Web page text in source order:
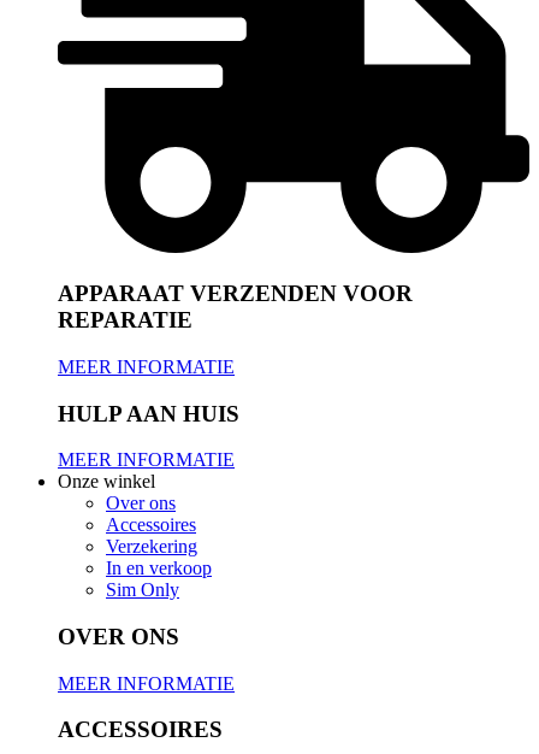
APPARAAT VERZENDEN VOOR
REPARATIE
MEER INFORMATIE
HULP AAN HUIS
MEER INFORMATIE
Onze winkel
Over ons
Accessoires
Verzekering
In en verkoop
Sim Only
OVER ONS
MEER INFORMATIE
ACCESSOIRES